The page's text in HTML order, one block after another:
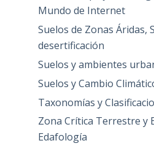
Mundo de Internet
Suelos de Zonas Áridas,
desertificación
Suelos y ambientes
Suelos y Cambio
Taxonomías y
Zona Crítica Terrestre y
Edafología